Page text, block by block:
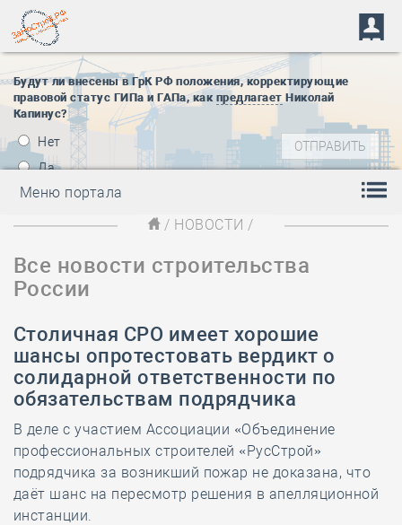
Будут ли внесены в ГрК РФ положения, корректирующие
правовой статус ГИПа и ГАПа, как предлагает Николай
Капинус?
Нет
Да
Меню портала
/ НОВОСТИ /
Все новости строительства
России
Столичная СРО имеет хорошие
шансы опротестовать вердикт о
солидарной ответственности по
обязательствам подрядчика
В деле с участием Ассоциации «Объединение
профессиональных строителей «РусСтрой»
подрядчика за возникший пожар не доказана, что
даёт шанс на пересмотр решения в апелляционной
инстанции.